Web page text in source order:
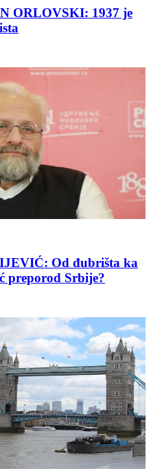
ORLOVSKI: 1937 je
Od đubrišta ka
preporod Srbije?